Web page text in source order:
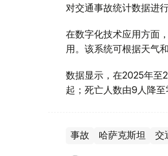
对交通事故统计数据进
在数字化技术应用方面
用。该系统可根据天气
数据显示，在2025年至
起；死亡人数由9人降
事故 哈萨克斯坦 交